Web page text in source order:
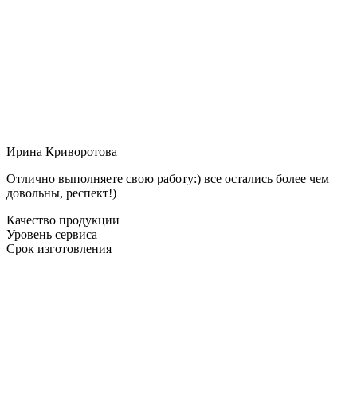
Ирина Криворотова
Отлично выполняете свою работу:) все остались более чем
довольны, респект!)
Качество продукции
Уровень сервиса
Срок изготовления